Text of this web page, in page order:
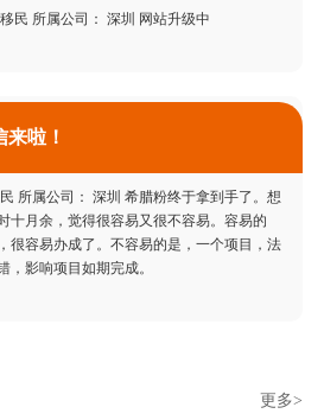
民 所属公司： 深圳 网站升级中
啦！
所属公司： 深圳 希腊粉终于拿到手了。想
十月余，觉得很容易又很不容易。容易的
很容易办成了。不容易的是，一个项目，法
，影响项目如期完成。
更多>